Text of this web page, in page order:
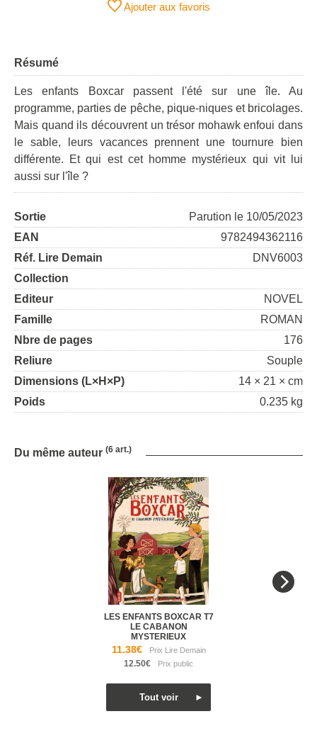
Ajouter aux favoris
Résumé
Les enfants Boxcar passent l'été sur une île. Au
programme, parties de pêche, pique-niques et bricolages.
Mais quand ils découvrent un trésor mohawk enfoui dans
le sable, leurs vacances prennent une tournure bien
différente. Et qui est cet homme mystérieux qui vit lui
aussi sur l'île ?
Sortie
Parution le 10/05/2023
EAN
9782494362116
Réf. Lire Demain
DNV6003
Collection
Editeur
NOVEL
Famille
ROMAN
Nbre de pages
176
Reliure
Souple
Dimensions (L×H×P)
14 × 21 × cm
Poids
0.235 kg
Du même auteur (6 art.)
LES ENFANTS BOXCAR T7
LE CABANON
MYSTERIEUX
11.38€
12.50€